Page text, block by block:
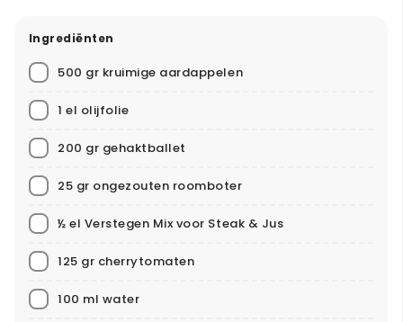
Ingrediënten
500 gr kruimige aardappelen
1 el olijfolie
200 gr gehaktballet
25 gr ongezouten roomboter
½ el Verstegen Mix voor Steak & Jus
125 gr cherrytomaten
100 ml water